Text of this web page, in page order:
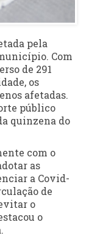
pela
Com
de 291
os
afetadas.
público
quinzena do
com o
as
a Covid-
de
o
o